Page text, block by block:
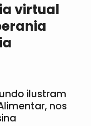
virtual
ilustram
nos